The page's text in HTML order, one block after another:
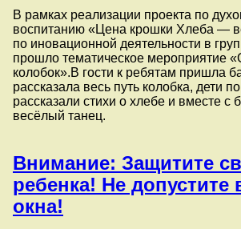
В рамках реализации проекта по
воспитанию «Цена крошки Хлеба —
по иновационной деятельности в
прошло тематическое мероприятие
колобок».В гости к ребятам пришла
рассказала весь путь колобка, дети
рассказали стихи о хлебе и вместе с
весёлый танец.
Внимание: Защитите
ребенка! Не
окна!